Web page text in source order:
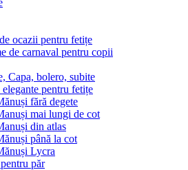
ocazii pentru fetițe
de carnaval pentru copii
Capa, bolero, subite
pentru fetițe
fără degete
mai lungi de cot
din atlas
până la cot
Lycra
păr